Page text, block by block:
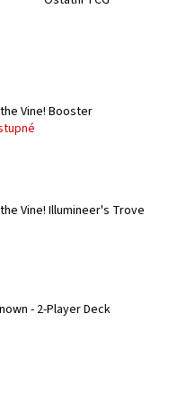
Vine! Booster
Vine! Illumineer's Trove
- 2-Player Deck